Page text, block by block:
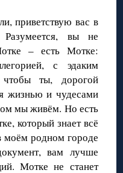
приветствую вас в
вы не
– есть Мотке:
с эдаким
ты, дорогой
жизнью и чудесами
мы живём. Но есть
который знает всё
моём родном городе
вам лучше
Мотке не станет